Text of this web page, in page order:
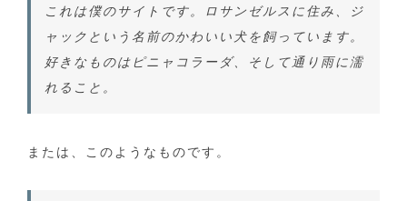
これは僕のサイトです。ロサンゼルスに住み、ジ
ャックという名前のかわいい犬を飼っています。
好きなものはピニャコラーダ、そして通り雨に濡
れること。
または、このようなものです。